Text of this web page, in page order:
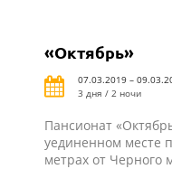
«Октябрь»
07.03.2019 –
3 дня / 2 ночи
Пансионат
уединенном месте
метрах от Черного